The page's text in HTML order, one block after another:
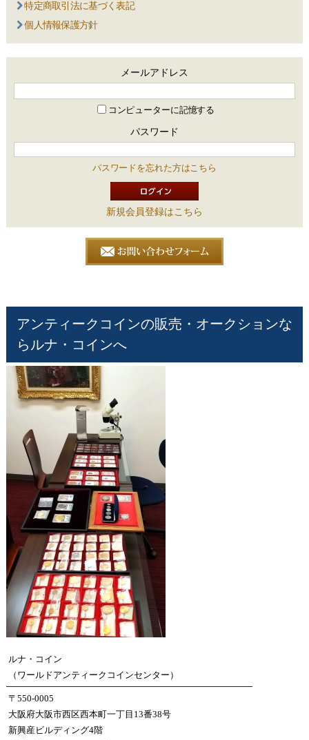
特定商取引法に基づく表記
個人情報保護方針
メールアドレス
コンピューターに記憶する
パスワード
パスワードを忘れた方はこちら
新規会員登録はこちら
アンティークコインの販売・オークションな
らルナ・コインへ
ルナ・コイン
（ワールドアンティークコインセンター）
〒550-0005
大阪府大阪市西区西本町一丁目13番38号
新興産ビルディング4階